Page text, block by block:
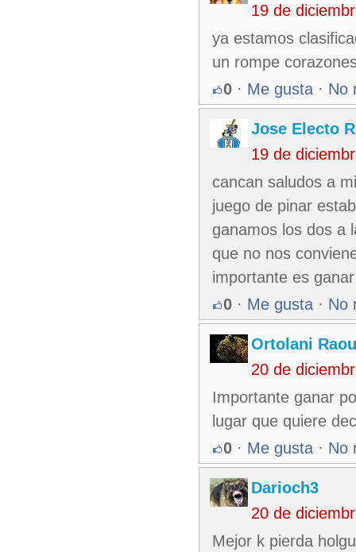
19 de
ya estamos
un rompe
0 · Me gusta · No
Jose Electo
19 de
cancan saludos a
juego de pinar
ganamos los dos a
que no nos
importante es
0 · Me gusta · No
Ortolani
20 de
Importante ganar
lugar que quiere
0 · Me gusta · No
Darioch3
20 de
Mejor k pierda